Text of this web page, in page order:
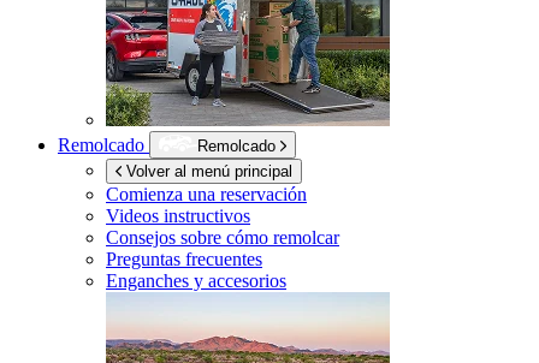
Remolcado
Remolcado
Volver al menú principal
Comienza una reservación
Videos instructivos
Consejos sobre cómo remolcar
Preguntas frecuentes
Enganches y accesorios